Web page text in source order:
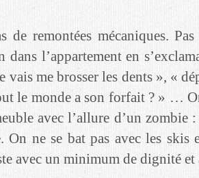
de remontées mécaniques.
dans l’appartement en
vais me brosser les dents », «
le monde a son forfait ? » …
avec l’allure d’un zombie
On ne se bat pas avec les skis
avec un minimum de dignité et